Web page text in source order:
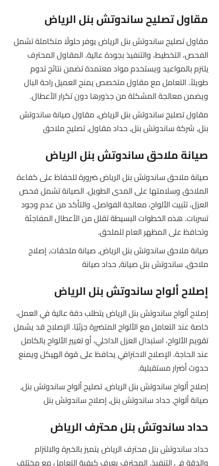
مقاول تصليح ساندوتش بنل الرياض
مقاول تصليح ساندوتش بنل الرياض يوفر حلولًا متكاملة تشمل
الفحص، التخطيط، والتنفيذ بجودة عالية. المقاول المحترف
يلتزم بالمواعيد ويستخدم مواد معتمدة تضمن نتائج تدوم
طويلاً. التعامل مع مقاول متخصص يمنح العميل راحة البال
ويضمن معالجة المشكلة من جذورها دون تكرار الأعطال.
مقاول تصليح ساندوتش بنل الرياض, مقاول صيانة ساندوتش
بنل, شركة ساندوتش بنل, حداد مقاول, تصليح ملاحق
صيانة ملاحق ساندوتش بنل الرياض
صيانة ملاحق ساندوتش بنل الرياض ضرورة للحفاظ على كفاءة
الملاحق وسلامتها على المدى الطويل. الصيانة تشمل فحص
العزل، تثبيت الألواح، معالجة الفواصل، والتأكد من عدم وجود
تسربات. هذه الخطوات البسيطة تقلل من الأعطال المفاجئة
وتحافظ على المظهر العام للملحق.
صيانة ملاحق ساندوتش بنل الرياض, صيانة ملحقات, إصلاح
ملاحق, ساندوتش بنل صيانة, حداد صيانة
إصلاح ألواح ساندوتش بنل الرياض
إصلاح ألواح ساندوتش بنل الرياض يتطلب دقة عالية في العمل،
خاصة عند التعامل مع الألواح المتضررة جزئيًا. الإصلاح قد يشمل
تقويم الألواح، استبدال العزل الداخلي، أو تغيير الألواح بالكامل
عند الحاجة. الإصلاح الاحترافي يحافظ على قوة الهيكل ويمنع
حدوث أضرار مستقبلية.
إصلاح ألواح ساندوتش بنل الرياض, تصليح ألواح ساندوتش بنل,
صيانة ألواح, حداد ساندوتش بنل, إصلاح ساندوتش بنل
حداد ساندوتش بنل محترف الرياض
حداد ساندوتش بنل محترف الرياض يتميز بالخبرة والالتزام
والدقة في التنفيذ. المحترف يعرف كيفية التعامل مع مختلف